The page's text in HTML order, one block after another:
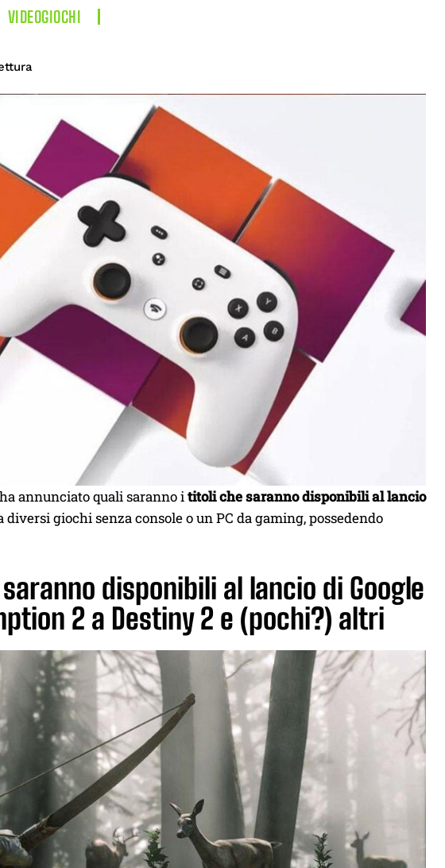
VIDEOGIOCHI
annunciato quali saranno ititoli che saranno disponibili al lancio
giochi senza console o un PC da gaming, possedendo
disponibili al lancio di Google
2 a Destiny 2 e (pochi?) altri